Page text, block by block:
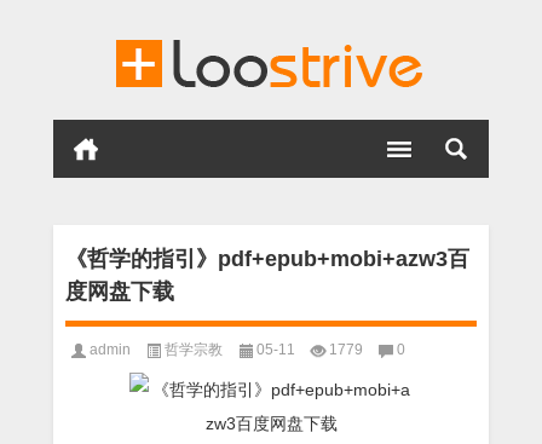
《哲学的指引》pdf+epub+mobi+azw3百
度网盘下载
admin 哲学宗教 05-11 1779 0